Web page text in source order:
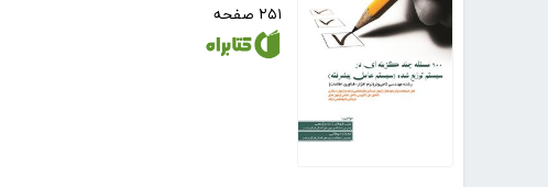
۲۵۱ صفحه